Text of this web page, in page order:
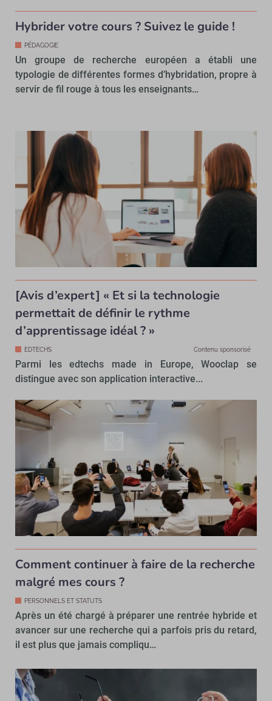
Hybrider votre cours ? Suivez le guide !
PÉDAGOGIE
Un groupe de recherche européen a établi une
typologie de différentes formes d’hybridation, propre à
servir de fil rouge à tous les enseignants…
[Avis d’expert] « Et si la technologie
permettait de définir le rythme
d’apprentissage idéal ? »
EDTECHS Contenu sponsorisé
Parmi les edtechs made in Europe, Wooclap se
distingue avec son application interactive...
Comment continuer à faire de la recherche
malgré mes cours ?
PERSONNELS ET STATUTS
Après un été chargé à préparer une rentrée hybride et
avancer sur une recherche qui a parfois pris du retard,
il est plus que jamais compliqu…